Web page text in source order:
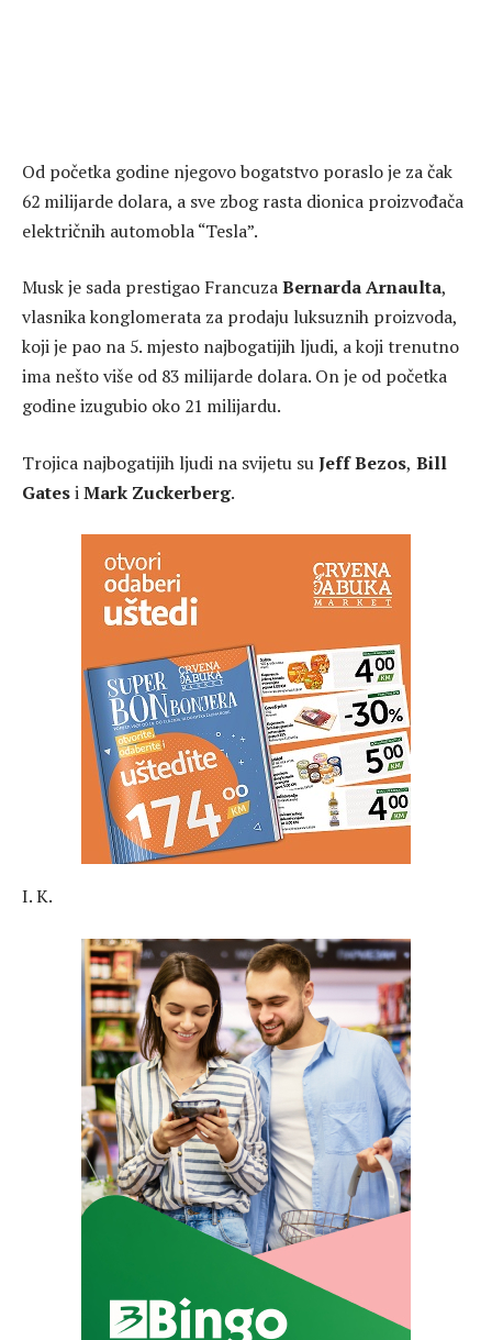
Od početka godine njegovo bogatstvo poraslo je za čak
62 milijarde dolara, a sve zbog rasta dionica proizvođača
električnih automobla “Tesla”.
Musk je sada prestigao FrancuzaBernarda Arnaulta,
vlasnika konglomerata za prodaju luksuznih proizvoda,
koji je pao na 5. mjesto najbogatijih ljudi, a koji trenutno
ima nešto više od 83 milijarde dolara. On je od početka
godine izugubio oko 21 milijardu.
Trojica najbogatijih ljudi na svijetu suJeff Bezos, Bill
GatesiMark Zuckerberg.
I. K.